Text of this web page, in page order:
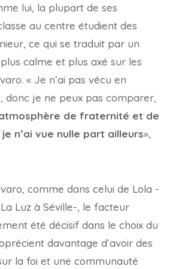
lui, la plupart de ses
au centre étudient des
ce qui se traduit par un
calme et plus axé sur les
« Je n’ai pas vécu en
donc je ne peux pas comparer,
de fraternité et de
n’ai vue nulle part ailleurs»,
comme dans celui de Lola -
Luz à Séville-, le facteur
été décisif dans le choix du
davantage d’avoir des
la foi et une communauté